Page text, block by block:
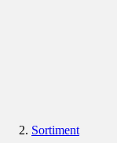
Sortiment